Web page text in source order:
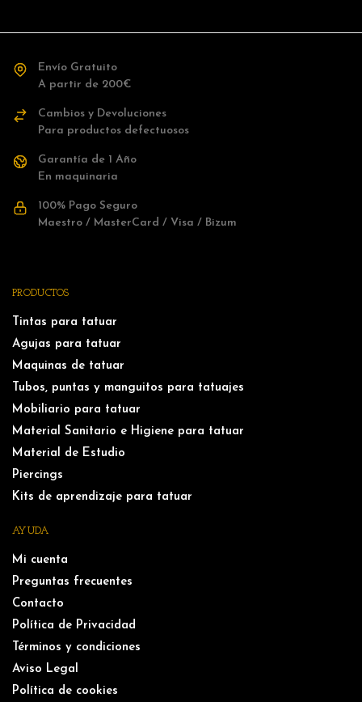
Envío Gratuito
A partir de 200€
Cambios y Devoluciones
Para productos defectuosos
Garantía de 1 Año
En maquinaria
100% Pago Seguro
Maestro / MasterCard / Visa / Bizum
PRODUCTOS
Tintas para tatuar
Agujas para tatuar
Maquinas de tatuar
Tubos, puntas y manguitos para tatuajes
Mobiliario para tatuar
Material Sanitario e Higiene para tatuar
Material de Estudio
Piercings
Kits de aprendizaje para tatuar
AYUDA
Mi cuenta
Preguntas frecuentes
Contacto
Política de Privacidad
Términos y condiciones
Aviso Legal
Política de cookies